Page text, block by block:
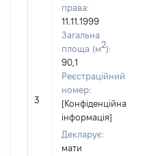
3
права:
11.11.1999
Загальна
площа (м2):
90,1
Реєстраційний
номер:
[Конфіденційна
інформація]
Декларує:
мати